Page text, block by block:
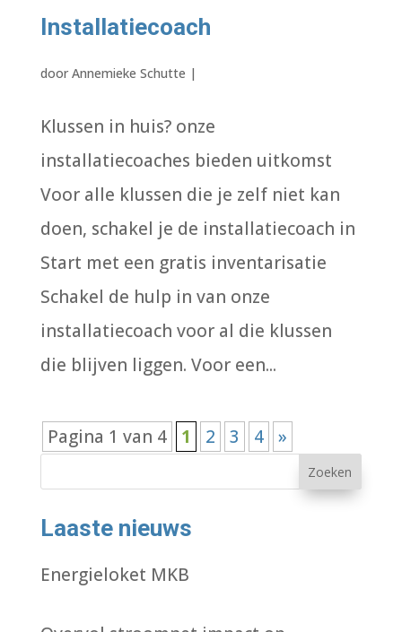
Installatiecoach
door Annemieke Schutte |
Klussen in huis? onze
installatiecoaches bieden uitkomst
Voor alle klussen die je zelf niet kan
doen, schakel je de installatiecoach in
Start met een gratis inventarisatie
Schakel de hulp in van onze
installatiecoach voor al die klussen
die blijven liggen. Voor een...
Pagina 1 van 4 1 2 3 4 »
Zoeken
Laaste nieuws
Energieloket MKB